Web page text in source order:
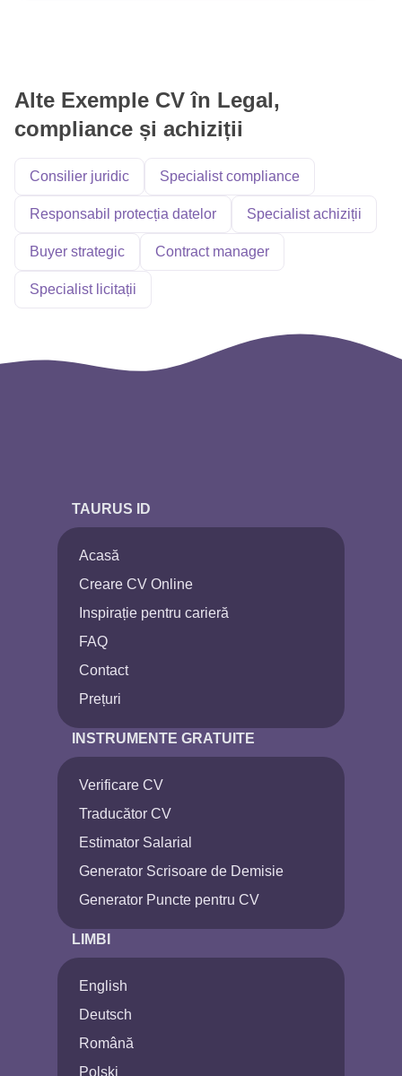
Alte Exemple CV în Legal,
compliance și achiziții
Consilier juridic Specialist compliance
Responsabil protecția datelor Specialist achiziții
Buyer strategic Contract manager
Specialist licitații
TAURUS ID
Acasă
Creare CV Online
Inspirație pentru carieră
FAQ
Contact
Prețuri
INSTRUMENTE GRATUITE
Verificare CV
Traducător CV
Estimator Salarial
Generator Scrisoare de Demisie
Generator Puncte pentru CV
LIMBI
English
Deutsch
Română
Polski